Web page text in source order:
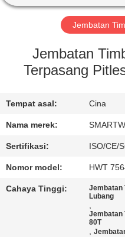
TUR
KONTROL
HUBUNGI
KAMI
PERMINTAAN
PENAWARAN
Jembatan
Jembatan
Terpasang
Tempat asal: Cina
Nama merek:
Sertifikasi: ISO/CE/
Nomor model: HWT
Cahaya Tinggi:
Jembatan
Lubang
,
Jembatan
80T
,